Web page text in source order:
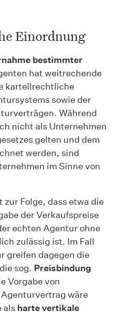
Einordnung
bestimmter
hat weitrechende
kartellrechtliche
sowie der
Während
nicht als Unternehmen
gelten und dem
werden, sind
im Sinne von
zur Folge, dass etwa die
der Verkaufspreise
echten Agentur ohne
zulässig ist. Im Fall
greifen dagegen die
sog. Preisbindung
Vorgabe von
wäre
als harte vertikale